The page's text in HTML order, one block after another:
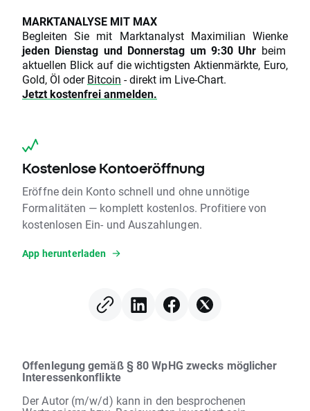
MARKTANALYSE MIT MAX
Begleiten Sie mit Marktanalyst Maximilian Wienke
jeden Dienstag und Donnerstag um 9:30 Uhr beim
aktuellen Blick auf die wichtigsten Aktienmärkte, Euro,
Gold, Öl oderBitcoin - direkt im Live-Chart.
Jetzt kostenfrei anmelden.
Kostenlose Kontoeröffnung
Eröffne dein Konto schnell und ohne unnötige
Formalitäten — komplett kostenlos. Profitiere von
kostenlosen Ein- und Auszahlungen.
App herunterladen
Offenlegung gemäß § 80 WpHG zwecks möglicher
Interessenkonflikte
Der Autor (m/w/d) kann in den besprochenen